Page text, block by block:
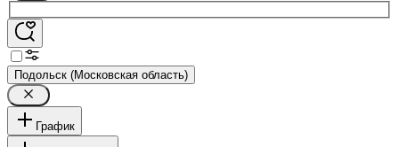
Подольск (Московская область)
График